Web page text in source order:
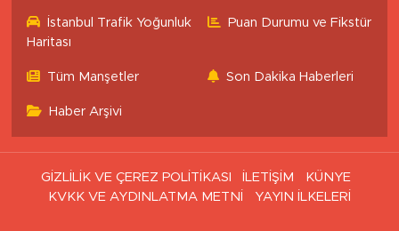
İstanbul Trafik Yoğunluk
Haritası
Puan Durumu ve Fikstür
Tüm Manşetler Son Dakika Haberleri
Haber Arşivi
GİZLİLİK VE ÇEREZ POLİTİKASI İLETİŞİM
KÜNYE
KVKK VE AYDINLATMA METNİ
YAYIN İLKELERİ